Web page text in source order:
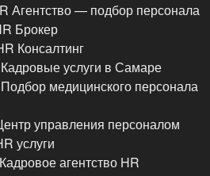
Агентство — подбор персонала
Брокер
Консалтинг
услуги в Самаре
медицинского персонала
управления персоналом
услуги
агентство HR